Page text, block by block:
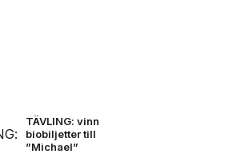
TÄVLING: vinn
biobiljetter till
”Michael”